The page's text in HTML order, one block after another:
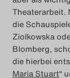
Theaterarbeit.
die
Ziolkowska
Blomberg,
die hierbei
Maria Stuart“